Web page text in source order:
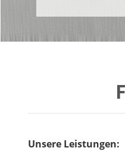
Unsere Leistungen: